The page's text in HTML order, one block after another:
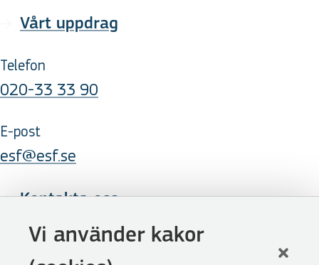
Vi använder kakor
Vårt uppdrag
Telefon
020-33 33 90
E-post
esf@esf.se
Kontakta oss
Följ oss
LinkedIn